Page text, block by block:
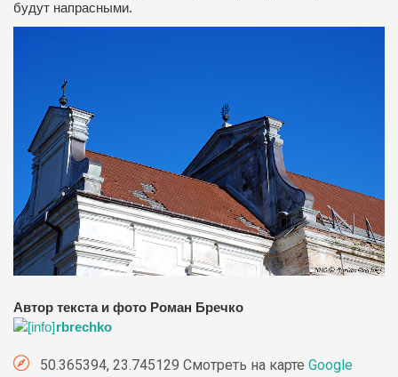
будут напрасными.
Автор текста и фото Роман Бречко
rbrechko
50.365394, 23.745129 Смотреть на карте Google